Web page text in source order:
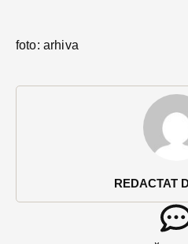
REDACTAT
foto: arhiva